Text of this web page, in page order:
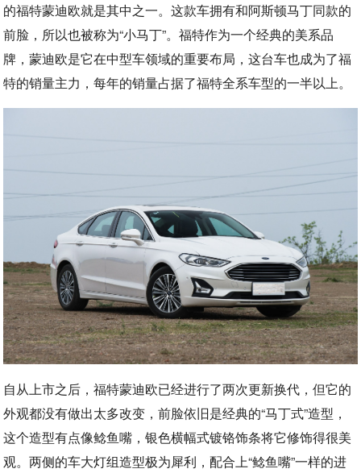
的福特蒙迪欧就是其中之一。这款车拥有和阿斯顿马丁同款的
前脸，所以也被称为“小马丁”。福特作为一个经典的美系品
牌，蒙迪欧是它在中型车领域的重要布局，这台车也成为了福
特的销量主力，每年的销量占据了福特全系车型的一半以上。
自从上市之后，福特蒙迪欧已经进行了两次更新换代，但它的
外观都没有做出太多改变，前脸依旧是经典的“马丁式”造型，
这个造型有点像鲶鱼嘴，银色横幅式镀铬饰条将它修饰得很美
观。两侧的车大灯组造型极为犀利，配合上“鲶鱼嘴”一样的进